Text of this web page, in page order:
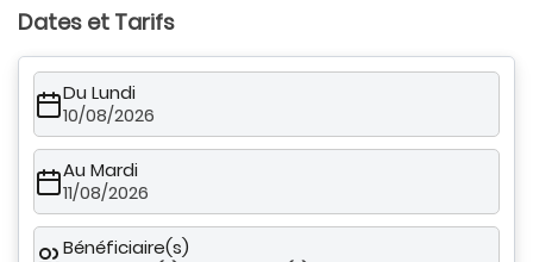
Dates et Tarifs
Du Lundi
10/08/2026
Au Mardi
11/08/2026
Bénéficiaire(s)